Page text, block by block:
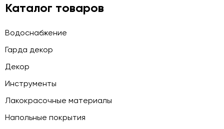
Каталог товаров
Водоснабжение
Гарда декор
Декор
Инструменты
Лакокрасочные материалы
Напольные покрытия